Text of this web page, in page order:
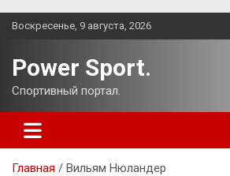
Перейти
Воскресенье, 9 августа, 2026
Power Sport.
Спортивный портал.
Главная Вильям Нюландер